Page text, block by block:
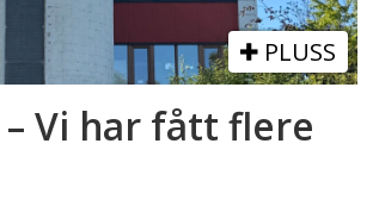
PLUSS
Vi har fått flere